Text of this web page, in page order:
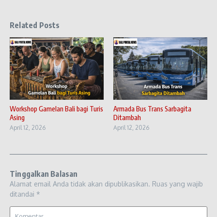
Related Posts
Workshop Gamelan Bali bagi Turis
Asing
April 12, 2026
Armada Bus Trans Sarbagita
Ditambah
April 12, 2026
Tinggalkan Balasan
Alamat email Anda tidak akan dipublikasikan. Ruas yang wajib
ditandai *